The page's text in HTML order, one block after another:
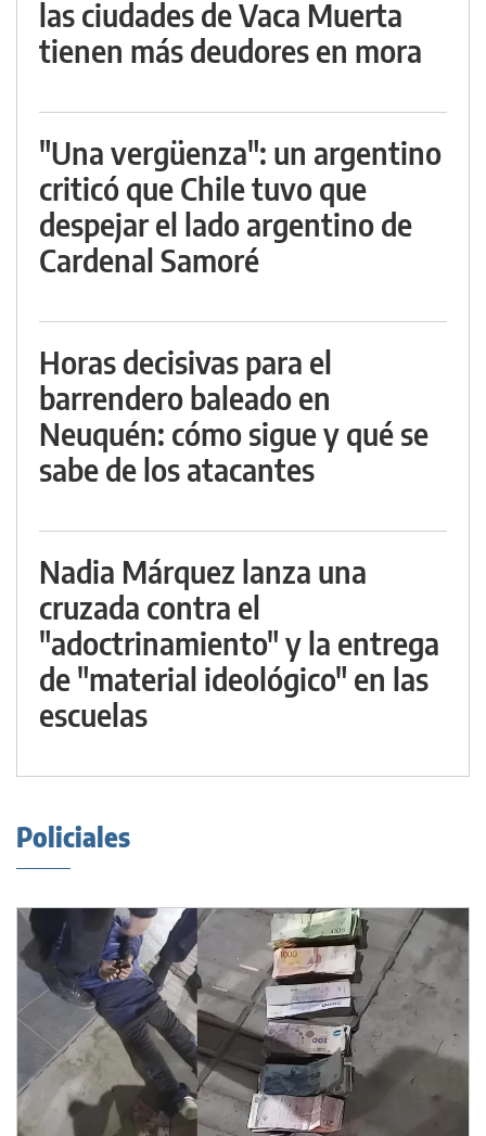
las ciudades de Vaca Muerta
tienen más deudores en mora
"Una vergüenza": un argentino
criticó que Chile tuvo que
despejar el lado argentino de
Cardenal Samoré
Horas decisivas para el
barrendero baleado en
Neuquén: cómo sigue y qué se
sabe de los atacantes
Nadia Márquez lanza una
cruzada contra el
"adoctrinamiento" y la entrega
de "material ideológico" en las
escuelas
Policiales